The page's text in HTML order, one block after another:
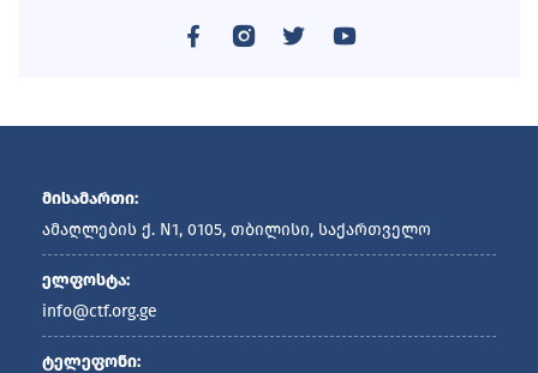
მისამართი:
ამაღლების ქ. N1, 0105, თბილისი, საქართველო
ელფოსტა:
info@ctf.org.ge
ტელეფონი: